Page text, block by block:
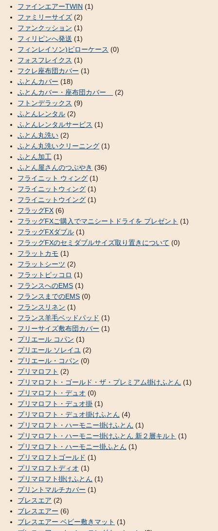
ファインエアーTWIN (1)
ファミリーサイズ (2)
ファンクッション (1)
フィリピンへ発送 (1)
フィンレイソン)ピローケース (0)
フォスフレイクス (1)
フクレ座布団カバー (1)
ふとんカバー (18)
ふとんカバー・座布団カバー
(2)
フトンデラックス (9)
ふとんレンタル (2)
ふとんレンタルサービス (1)
ふとん丸洗い (2)
ふとん丸洗いクリーニング (1)
ふとん加工 (1)
ふとん屋さんのつぶやき (36)
フライニット ウィング (1)
フライニットウィング (1)
フライニットウイング (1)
フラッグFX (6)
フラッグFXご購入でマニシートドライを プレゼント (1)
フラッグFXダブル (1)
フラッグFXのセミダブルサイズ取り置きについて (0)
フラットカモ (1)
フラットシーツ (2)
フラットピッコロ (1)
フランスへのEMS (1)
フランスまでのEMS (0)
フランスリネン (1)
フランス羊毛ベッドパッド (1)
フリーサイズ敷布団カバー (1)
プリエール コパン (1)
プリエール ソレイユ (2)
プリエール・コパン (0)
プリマロフト (2)
プリマロフト・ゴールド・ザ・プレミアム掛けふとん (1)
プリマロフト・デュオ (0)
プリマロフト・デュオ掛 (1)
プリマロフト・デュオ掛けふとん (4)
プリマロフト・ハーモニー掛けふとん (1)
プリマロフト・ハーモニー掛けふとん 新２層キルト (1)
プリマロフト・ハーモニー掛ふとん (1)
プリマロフトゴールド (1)
プリマロフトディオ (1)
プリマロフト掛けふとん (1)
プリントマルチカバー (1)
ブレスエア (2)
ブレスエアー (6)
ブレスエアー ベビー敷きマット (1)